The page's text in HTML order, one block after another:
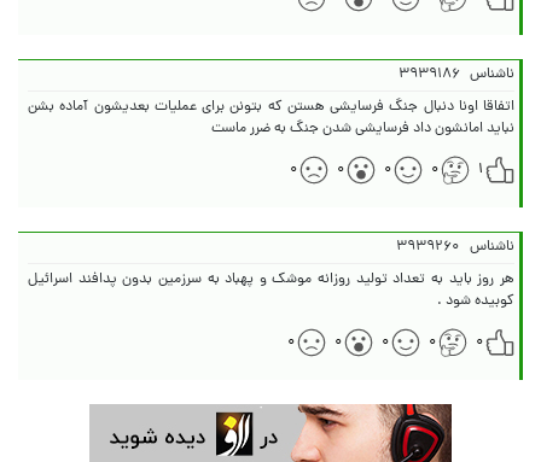
ناشناس ۳۹۳۹۱۸۶
اتفاقا اونا دنبال جنگ فرسایشی هستن که بتونن برای عملیات بعدیشون آماده بشن
نباید امانشون داد فرسایشی شدن جنگ به ضرر ماست
۱
۰ ۰ ۰ ۰
ناشناس ۳۹۳۹۲۶۰
هر روز باید به تعداد تولید روزانه موشک و پهباد به سرزمین بدون پدافند اسرائیل
کوبیده شود .
۰
۰ ۰ ۰ ۰